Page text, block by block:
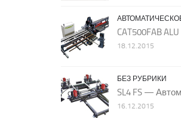
CAT500FAB
18.12.2015
БЕЗ РУБРИКИ
SL4 FS —
16.12.2015